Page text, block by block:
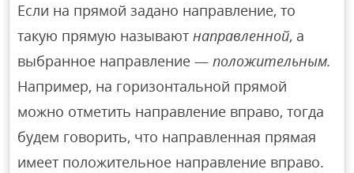
Если на прямой задано направление, то
такую прямую называютнаправленной, а
выбранное направление —положительным.
Например, на горизонтальной прямой
можно отметить направление вправо, тогда
будем говорить, что направленная прямая
имеет положительное направление вправо.